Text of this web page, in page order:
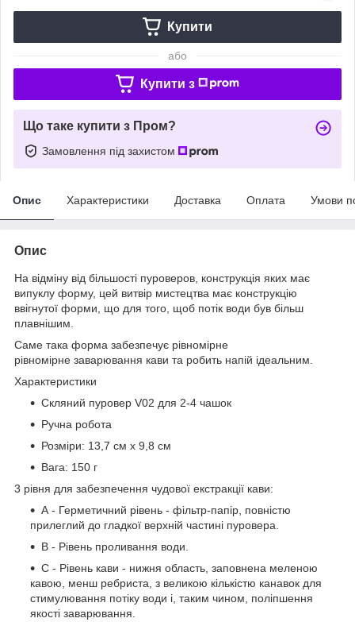
Купити
або
Купити з
Що таке купити з Пром?
Замовлення під захистом
Опис Характеристики Доставка Оплата Умови
Опис
На відміну від більшості пуроверов, конструкція яких має
випуклу форму, цей витвір мистецтва має конструкцію
ввігнутої форми, що для того, щоб потік води був більш
плавнішим.
Саме така форма забезпечує рівномірне
рівномірне заварювання кави та робить напій ідеальним.
Характеристики
Скляний пуровер V02 для 2-4 чашок
Ручна робота
Розміри: 13,7 см х 9,8 см
Вага: 150 г
3 рівня для забезпечення чудової екстракції кави:
А - Герметичний рівень - фільтр-папір, повністю
прилеглий до гладкої верхній частині пуровера.
B - Рівень проливання води.
С - Рівень кави - нижня область, заповнена меленою
кавою, менш ребриста, з великою кількістю канавок для
стимулювання потіку води і, таким чином, поліпшення
якості заварювання.